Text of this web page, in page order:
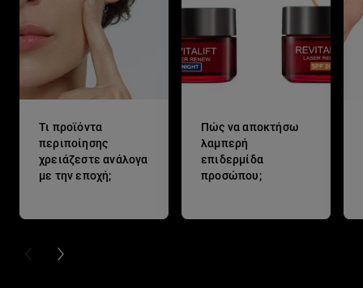
Τι προϊόντα
περιποίησης
χρειάζεστε ανάλογα
με την εποχή;
Πώς να αποκτήσω
λαμπερή
επιδερμίδα
προσώπου;
PREVIOUS CARD
NEXT CARD